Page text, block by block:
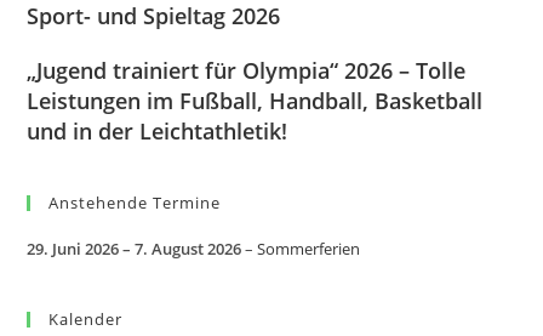
Sport- und Spieltag 2026
„Jugend trainiert für Olympia“ 2026 – Tolle
Leistungen im Fußball, Handball, Basketball
und in der Leichtathletik!
Anstehende Termine
29. Juni 2026– 7. August 2026–Sommerferien
Kalender